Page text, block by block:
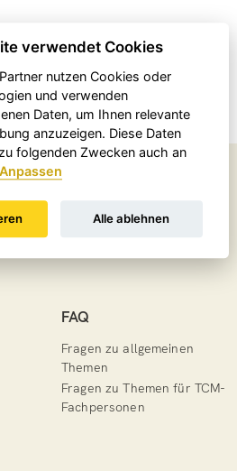
FAQ
Fragen zu allgemeinen
Themen
Fragen zu Themen für TCM-
Fachpersonen
verwendet Cookies
nutzen Cookies oder
und verwenden
Daten, um Ihnen relevante
anzuzeigen. Diese Daten
folgenden Zwecken auch an
Anpassen
Alle ablehnen